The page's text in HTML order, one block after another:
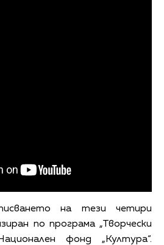
на тези четири
по програма „Творчески
фонд „Култура“.